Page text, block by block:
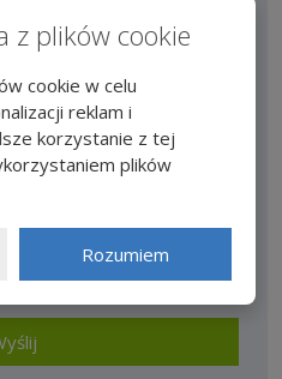
gwiazdką (*).
danych
z plików cookie
cookie w celu
reklam i
korzystanie z tej
plików
Rozumiem